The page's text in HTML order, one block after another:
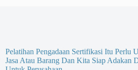
Pelatihan Pengadaan Sertifikasi Itu Perlu
Jasa Atau Barang Dan Kita Siap Adakan